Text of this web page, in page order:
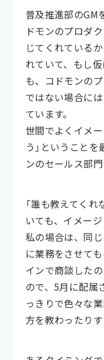
普及推進部のGM
ドモンのプロダ
じてくれている
れていて、もし
も、コドモンの
ではない場合に
ています。
世間でよくイメ
う」ということ
ンのセールス部
「誰も教えてく
いても、イメー
私の場合は、同
に業務をさせて
インで商談した
ので、5月に配属
っきりで色々な
方を教わったり